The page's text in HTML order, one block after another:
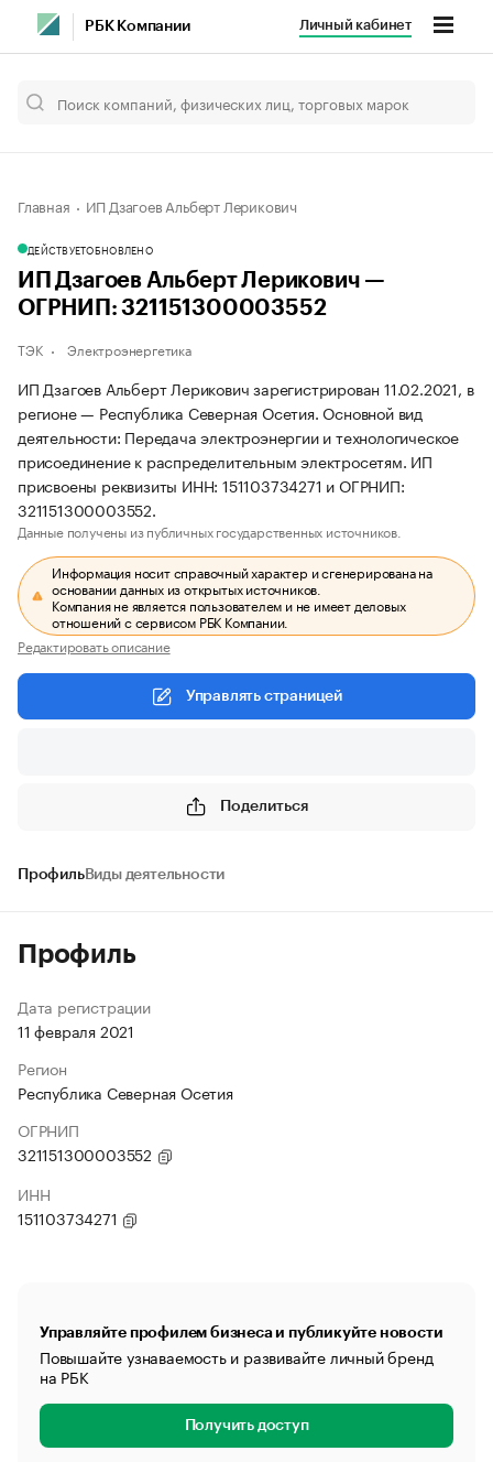
РБК Компании Личный кабинет
Главная ИП Дзагоев Альберт Лерикович
ДЕЙСТВУЕТОБНОВЛЕНО
ИП Дзагоев Альберт Лерикович —
ОГРНИП: 321151300003552
ТЭК Электроэнергетика
ИП Дзагоев Альберт Лерикович зарегистрирован 11.02.2021, в
регионе — Республика Северная Осетия. Основной вид
деятельности: Передача электроэнергии и технологическое
присоединение к распределительным электросетям. ИП
присвоены реквизиты ИНН: 151103734271 и ОГРНИП:
321151300003552.
Данные получены из публичных государственных источников.
Информация носит справочный характер и сгенерирована на
основании данных из открытых источников.
Компания не является пользователем и не имеет деловых
отношений с сервисом РБК Компании.
Редактировать описание
Управлять страницей
Поделиться
ПрофильВиды деятельности
Профиль
Дата регистрации
11 февраля 2021
Регион
Республика Северная Осетия
ОГРНИП
321151300003552
ИНН
151103734271
Управляйте профилем бизнеса и публикуйте новости
Повышайте узнаваемость и развивайте личный бренд
на РБК
Получить доступ